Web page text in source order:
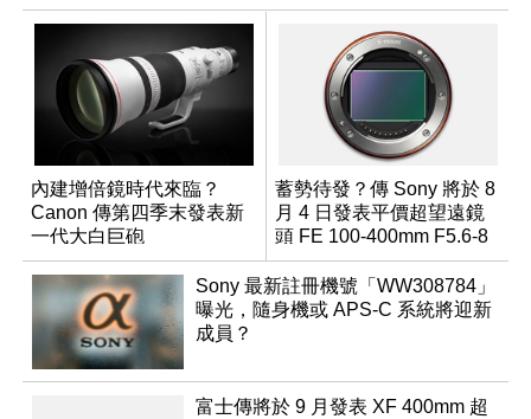
內建增倍鏡時代來臨？
Canon 傳第四季末發表新
一代大白巨砲
蓄勢待發？傳 Sony 將於 8
月 4 日發表平價超望遠鏡
頭 FE 100-400mm F5.6-8
Sony 最新註冊機號「WW308784」
曝光，隨身機或 APS-C 系統將迎新
成員？
富士傳將於 9 月發表 XF 400mm 超